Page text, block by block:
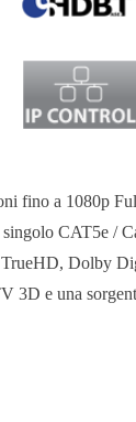
fino a 1080p
CAT5e /
Dolby
3D e una